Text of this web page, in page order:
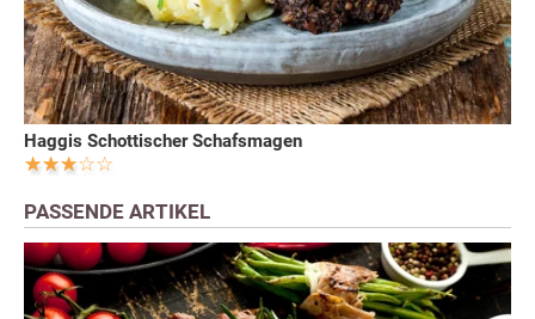
Haggis Schottischer Schafsmagen
PASSENDE ARTIKEL